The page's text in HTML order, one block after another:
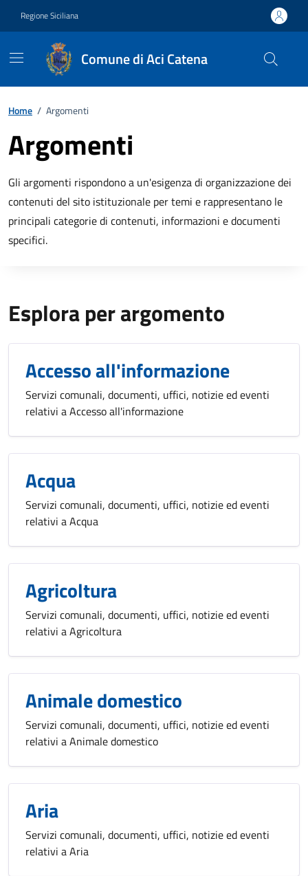
Regione Siciliana
Comune di Aci Catena
Home / Argomenti
Argomenti
Gli argomenti rispondono a un'esigenza di organizzazione dei
contenuti del sito istituzionale per temi e rappresentano le
principali categorie di contenuti, informazioni e documenti
specifici.
Esplora per argomento
Accesso all'informazione
Servizi comunali, documenti, uffici, notizie ed eventi
relativi a Accesso all'informazione
Acqua
Servizi comunali, documenti, uffici, notizie ed eventi
relativi a Acqua
Agricoltura
Servizi comunali, documenti, uffici, notizie ed eventi
relativi a Agricoltura
Animale domestico
Servizi comunali, documenti, uffici, notizie ed eventi
relativi a Animale domestico
Aria
Servizi comunali, documenti, uffici, notizie ed eventi
relativi a Aria